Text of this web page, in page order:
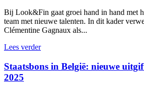
Bij Look&Fin gaat groei hand in hand met
team met nieuwe talenten. In dit kader
Clémentine Gagnaux als...
Lees verder
Staatsbons in België: nieuwe
2025